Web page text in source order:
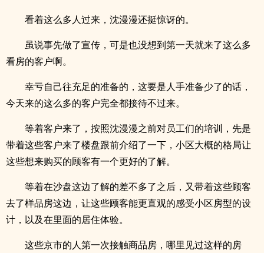
看着这么多人过来，沈漫漫还挺惊讶的。
虽说事先做了宣传，可是也没想到第一天就来了这么多
看房的客户啊。
幸亏自己往充足的准备的，这要是人手准备少了的话，
今天来的这么多的客户完全都接待不过来。
等着客户来了，按照沈漫漫之前对员工们的培训，先是
带着这些客户来了楼盘跟前介绍了一下，小区大概的格局让
这些想来购买的顾客有一个更好的了解。
等着在沙盘这边了解的差不多了之后，又带着这些顾客
去了样品房这边，让这些顾客能更直观的感受小区房型的设
计，以及在里面的居住体验。
这些京市的人第一次接触商品房，哪里见过这样的房